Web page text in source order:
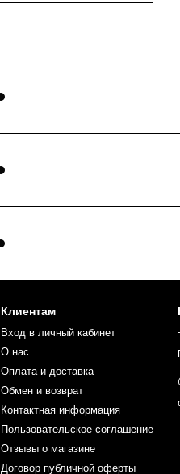
Клиентам
Вход в личный кабинет
О нас
Оплата и доставка
Обмен и возврат
Контактная информация
Пользовательское соглашение
Отзывы о магазине
Договор публичной оферты